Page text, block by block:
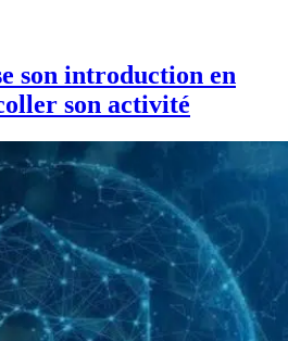
son introduction en
son activité